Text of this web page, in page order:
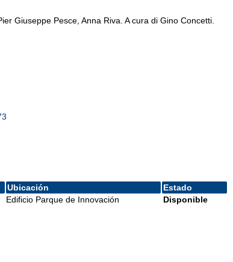
Giuseppe Pesce, Anna Riva. A cura di Gino Concetti.
Ubicación
Estado
Edificio Parque de Innovación Disponible